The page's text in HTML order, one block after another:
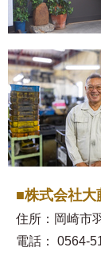
■株式会社大
住所：岡崎市
電話： 0564-